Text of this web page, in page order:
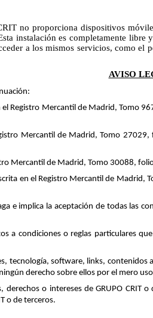
no proporciona dispositivos
instalación es completamente
a los mismos servicios, como
AVISO
el Registro Mercantil de Madrid,
Mercantil de Madrid, Tomo
Mercantil de Madrid, Tomo 30088,
en el Registro Mercantil de
e implica la aceptación de todas las
a condiciones o reglas particulares
tecnología, software, links,
derecho sobre ellos por el mero
o intereses de GRUPO
o de terceros.